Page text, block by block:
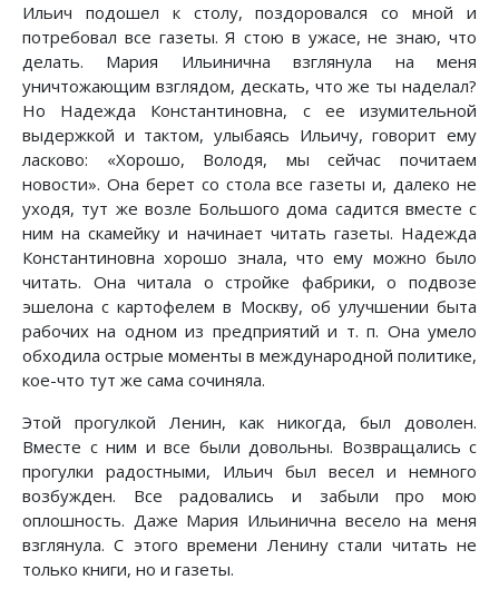
Ильич подошел к столу, поздоровался со мной и
потребовал все газеты. Я стою в ужасе, не знаю, что
делать. Мария Ильинична взглянула на меня
уничтожающим взглядом, дескать, что же ты наделал?
Но Надежда Константиновна, с ее изумительной
выдержкой и тактом, улыбаясь Ильичу, говорит ему
ласково: «Хорошо, Володя, мы сейчас почитаем
новости». Она берет со стола все газеты и, далеко не
уходя, тут же возле Большого дома садится вместе с
ним на скамейку и начинает читать газеты. Надежда
Константиновна хорошо знала, что ему можно было
читать. Она читала о стройке фабрики, о подвозе
эшелона с картофелем в Москву, об улучшении быта
рабочих на одном из предприятий и т. п. Она умело
обходила острые моменты в международной политике,
кое-что тут же сама сочиняла.
Этой прогулкой Ленин, как никогда, был доволен.
Вместе с ним и все были довольны. Возвращались с
прогулки радостными, Ильич был весел и немного
возбужден. Все радовались и забыли про мою
оплошность. Даже Мария Ильинична весело на меня
взглянула. С этого времени Ленину стали читать не
только книги, но и газеты.